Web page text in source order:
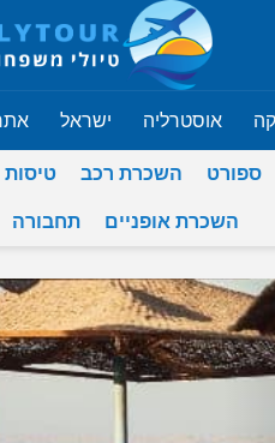
אוסטרליה ישראל
ספורט השכרת רכב טיסות
השכרת אופניים תחבורה